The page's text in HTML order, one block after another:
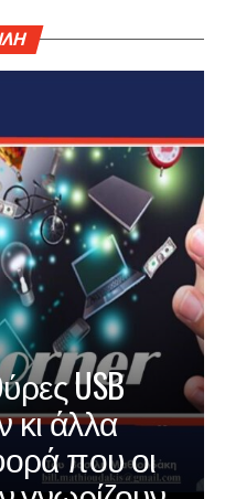
USB
κι άλλα
που οι